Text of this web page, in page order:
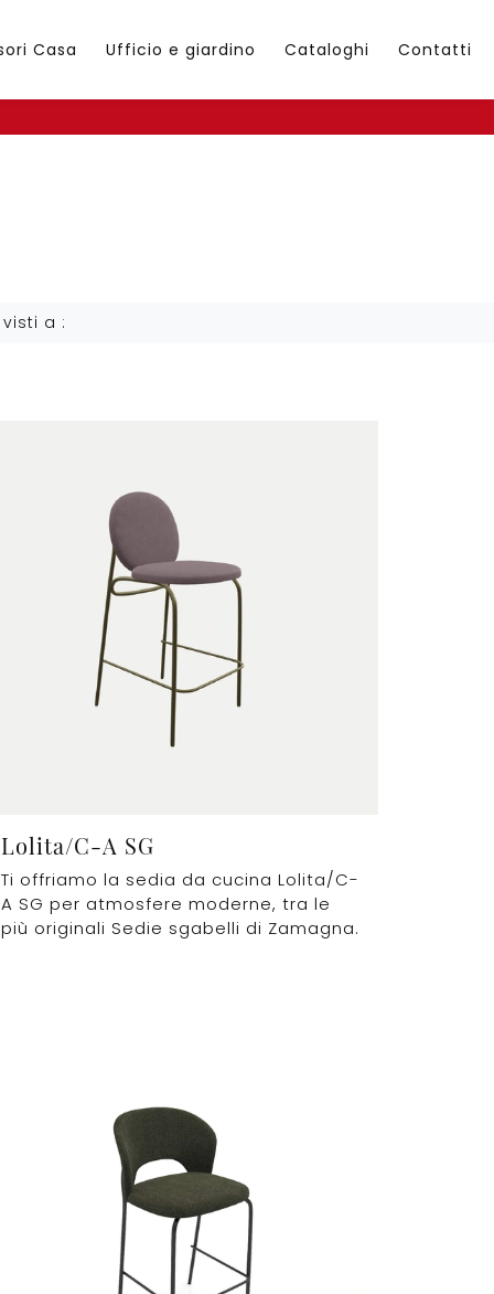
Casa Ufficio e giardino Cataloghi Contatti
a :
Lolita/C-A SG
Ti offriamo la sedia da cucina Lolita/C-
A SG per atmosfere moderne, tra le
più originali Sedie sgabelli di Zamagna.